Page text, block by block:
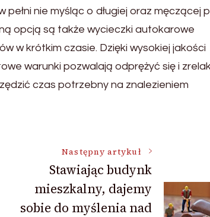
nie myśląc o długiej oraz męczącej
opcją są także wycieczki autokarowe
w krótkim czasie. Dzięki wysokiej jakości
warunki pozwalają odprężyć się i
czas potrzebny na znalezieniem
Następny artykuł
Stawiając budynk
mieszkalny, dajemy
sobie do myślenia nad